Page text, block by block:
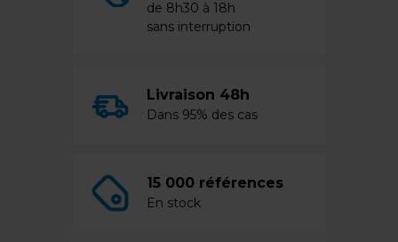
de 8h30 à 18h
sans interruption
Livraison 48h
Dans 95% des cas
15 000 références
En stock